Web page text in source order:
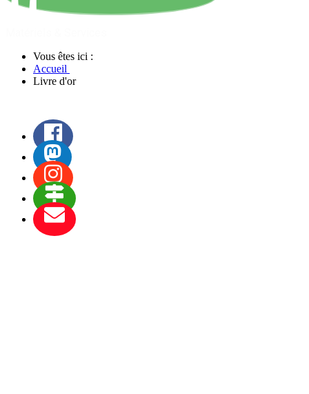
Vous êtes ici :
Accueil
Livre d'or